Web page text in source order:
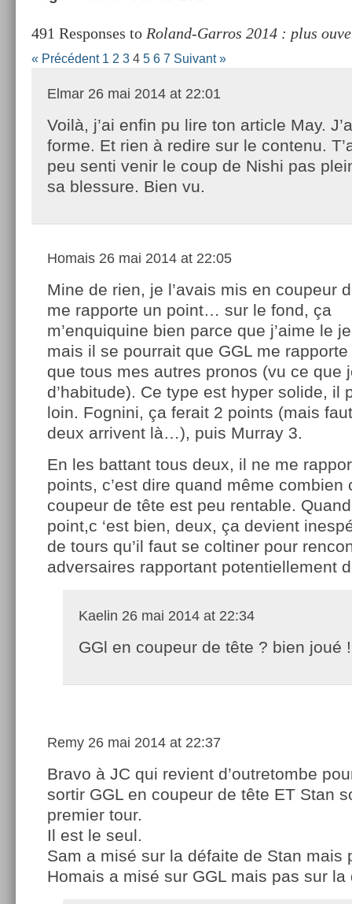
491 Responses to Roland-Garros 2014 : plus
« Précédent 1 2 3 4 5 6 7 Suivant »
Elmar 26 mai 2014 at 22:01
Voilà, j’ai enfin pu lire ton article May.
forme. Et rien à redire sur le contenu.
peu senti venir le coup de Nishi pas
sa blessure. Bien vu.
Homais 26 mai 2014 at 22:05
Mine de rien, je l’avais mis en coupeur
me rapporte un point… sur le fond, ça
m’enquiquine bien parce que j’aime le
mais il se pourrait que GGL me
que tous mes autres pronos (vu ce que
d’habitude). Ce type est hyper solide, il
loin. Fognini, ça ferait 2 points (mais
deux arrivent là…), puis Murray 3.
En les battant tous deux, il ne me
points, c’est dire quand même combien
coupeur de tête est peu rentable.
point,c ‘est bien, deux, ça devient
de tours qu’il faut se coltiner pour
adversaires rapportant potentiellement
Kaelin 26 mai 2014 at 22:34
GGl en coupeur de tête ? bien joué !
Remy 26 mai 2014 at 22:37
Bravo à JC qui revient d’outretombe
sortir GGL en coupeur de tête ET Stan
premier tour.
Il est le seul.
Sam a misé sur la défaite de Stan mais
Homais a misé sur GGL mais pas sur